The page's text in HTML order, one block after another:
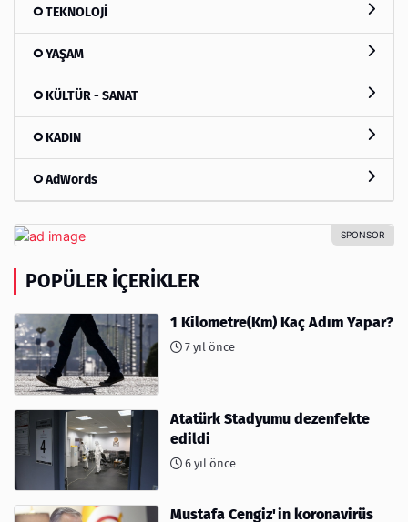
TEKNOLOJİ
YAŞAM
KÜLTÜR - SANAT
KADIN
AdWords
POPÜLER İÇERIKLER
1 Kilometre(Km) Kaç Adım Yapar?
7 yıl önce
Atatürk Stadyumu dezenfekte
edildi
6 yıl önce
Mustafa Cengiz'in koronavirüs